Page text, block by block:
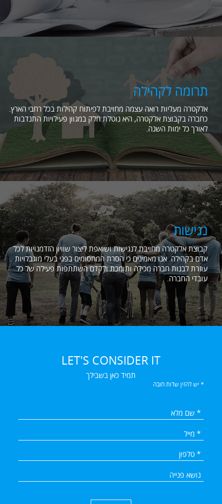
תרומה לקהילה
אלקטרה מעליות רואה עצמה מחויבת לפיתוח קהילות בכל רחבי הארץ.
כחברה בקבוצת אלקטרה, היא נוטלת חלק במגוון פעילויות התנדבות
לאורך כל ימות השנה.
נגישות
קבוצת אלקטרה מחויבת לנגישות ושואפת ליצור שוויון הזדמנויות לכל
אדם בקהילה. אנו מאמינים כי הסרת המחסומים בפני בעלי מוגבלויות
עוזרת לבנות חברה מכילה ותומכת ולקדם השתתפות פעילה של כל
עובדי החברה.
LET'S CONSIDER IT
תמיד כאן בשבילך
* יש להזין שדות חובה